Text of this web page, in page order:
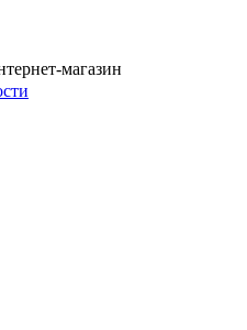
магазин